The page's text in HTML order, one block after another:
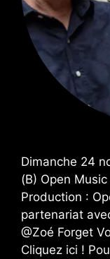
Dimanche 24
(B) Open
Production :
partenariat
@Zoé Forget
Cliquez ici !